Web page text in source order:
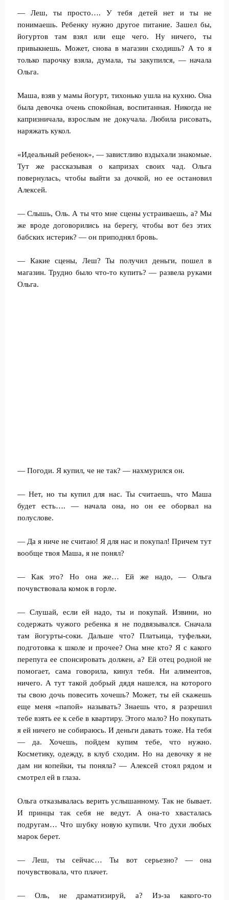
— Леш, ты просто…. У тебя детей нет и ты не
понимаешь. Ребенку нужно другое питание. Зашел бы,
йогуртов там взял или еще чего. Ну ничего, ты
привыкнешь. Может, снова в магазин сходишь? А то я
только парочку взяла, думала, ты закупился, — начала
Ольга.
Маша, взяв у мамы йогурт, тихонько ушла на кухню. Она
была девочка очень спокойная, воспитанная. Никогда не
капризничала, взрослым не докучала. Любила рисовать,
наряжать кукол.
«Идеальный ребенок», — завистливо вздыхали знакомые.
Тут же рассказывая о капризах своих чад. Ольга
повернулась, чтобы выйти за дочкой, но ее остановил
Алексей.
— Слышь, Оль. А ты что мне сцены устраиваешь, а? Мы
же вроде договорились на берегу, чтобы вот без этих
бабских истерик? — он приподнял бровь.
— Какие сцены, Леш? Ты получил деньги, пошел в
магазин. Трудно было что-то купить? — развела руками
Ольга.
— Погоди. Я купил, че не так? — нахмурился он.
— Нет, но ты купил для нас. Ты считаешь, что Маша
будет есть…. — начала она, но он ее оборвал на
полуслове.
— Да я ниче не считаю! Я для нас и покупал! Причем тут
вообще твоя Маша, я не понял?
— Как это? Но она же… Ей же надо, — Ольга
почувствовала комок в горле.
— Слушай, если ей надо, ты и покупай. Извини, но
содержать чужого ребенка я не подвязывался. Сначала
там йогурты-соки. Дальше что? Платьица, туфельки,
подготовка к школе и прочее? Она мне кто? Я с какого
перепуга ее спонсировать должен, а? Ей отец родной не
помогает, сама говорила, кинул тебя. Ни алиментов,
ничего. А тут такой добрый дядя нашелся, на которого
ты свою дочь повесить хочешь? Может, ты ей скажешь
еще меня «папой» называть? Знаешь что, я разрешил
тебе взять ее к себе в квартиру. Этого мало? Но покупать
я ей ничего не собираюсь. И деньги давать тоже. На тебя
— да. Хочешь, пойдем купим тебе, что нужно.
Косметику, одежду, в клуб сходим. Но на девочку я не
дам ни копейки, ты поняла? — Алексей стоял рядом и
смотрел ей в глаза.
Ольга отказывалась верить услышанному. Так не бывает.
И принцы так себя не ведут. А она-то хвасталась
подругам… Что шубку новую купили. Что духи любых
марок берет.
— Леш, ты сейчас… Ты вот серьезно? — она
почувствовала, что плачет.
— Оль, не драматизируй, а? Из-за какого-то